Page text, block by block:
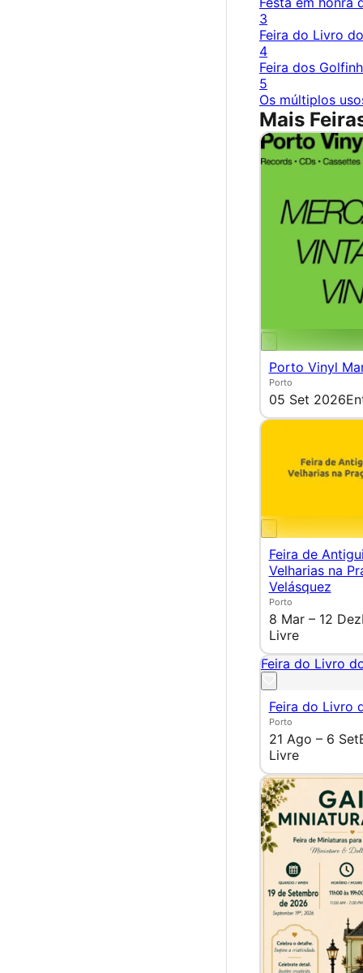
3
Feira do Livro
4
Feira dos
5
Os múltiplos
Mais
Porto Vinyl
Porto
05 Set 2026
Feira de
Velharias na
Velásquez
Porto
8 Mar – 12 Dez
Livre
Feira do Livro
Feira do Livro
Porto
21 Ago – 6 Set
Livre